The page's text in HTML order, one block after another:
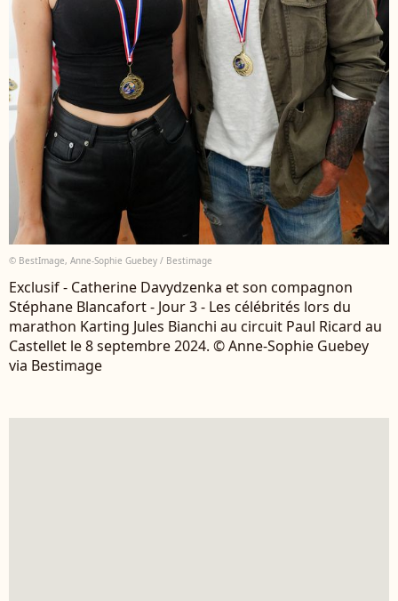
© BestImage, Anne-Sophie Guebey / Bestimage
Exclusif - Catherine Davydzenka et son compagnon
Stéphane Blancafort - Jour 3 - Les célébrités lors du
marathon Karting Jules Bianchi au circuit Paul Ricard au
Castellet le 8 septembre 2024. © Anne-Sophie Guebey
via Bestimage